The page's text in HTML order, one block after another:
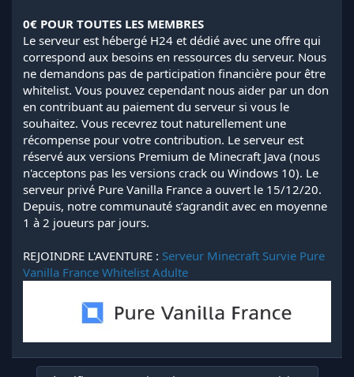
0€ POUR TOUTES LES MEMBRES
Le serveur est hébergé H24 et dédié avec une offre qui
correspond aux besoins en ressources du serveur. Nous
ne demandons pas de participation financière pour être
whitelist. Vous pouvez cependant nous aider par un don
en contribuant au paiement du serveur si vous le
souhaitez. Vous recevrez tout naturellement une
récompense pour votre contribution. Le serveur est
réservé aux versions Premium de Minecraft Java (nous
n'acceptons pas les versions crack ou Windows 10). Le
serveur privé Pure Vanilla France a ouvert le 15/12/20.
Depuis, notre communauté s’agrandit avec en moyenne
1 à 2 joueurs par jours.
REJOINDRE L'AVENTURE : Serveur Minecraft Survie Pure
Vanilla France Whitelist Adulte